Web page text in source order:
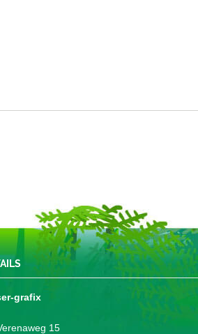
grafix
15